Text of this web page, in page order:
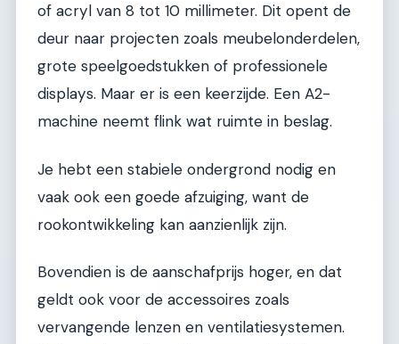
of acryl van 8 tot 10 millimeter. Dit opent de
deur naar projecten zoals meubelonderdelen,
grote speelgoedstukken of professionele
displays. Maar er is een keerzijde. Een A2-
machine neemt flink wat ruimte in beslag.
Je hebt een stabiele ondergrond nodig en
vaak ook een goede afzuiging, want de
rookontwikkeling kan aanzienlijk zijn.
Bovendien is de aanschafprijs hoger, en dat
geldt ook voor de accessoires zoals
vervangende lenzen en ventilatiesystemen.